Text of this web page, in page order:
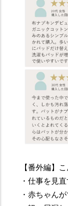
【番外編】
・仕事を見
・赤ちゃん